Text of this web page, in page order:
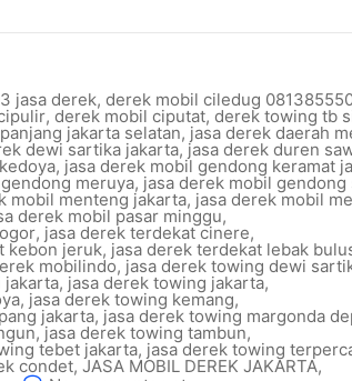
jasa derek, derek mobil ciledug
, derek mobil ciputat, derek towing tb
jakarta selatan, jasa derek daerah
dewi sartika jakarta, jasa derek duren
, jasa derek mobil gendong keramat
meruya, jasa derek mobil gendong
mobil menteng jakarta, jasa derek mobil
derek mobil pasar minggu,
, jasa derek terdekat cinere,
kebon jeruk, jasa derek terdekat lebak
mobilindo, jasa derek towing dewi
jakarta, jasa derek towing jakarta,
, jasa derek towing kemang,
jakarta, jasa derek towing margonda
,jasa derek towing tambun,
tebet jakarta, jasa derek towing
condet, JASA MOBIL DEREK JAKARTA,